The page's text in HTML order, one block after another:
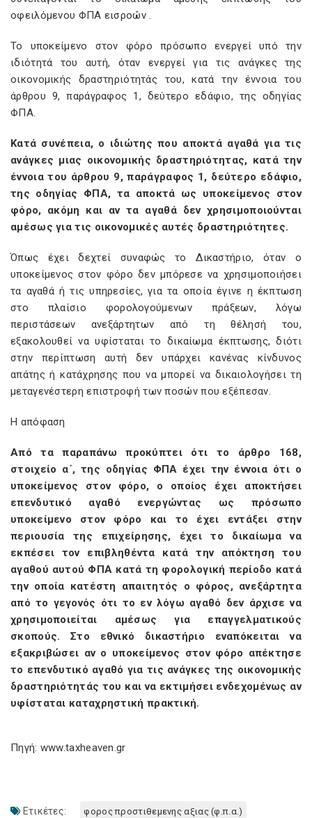
οφειλόμενου ΦΠΑ εισροών .
Το υποκείμενο στον φόρο πρόσωπο ενεργεί υπό την
ιδιότητά του αυτή, όταν ενεργεί για τις ανάγκες της
οικονομικής δραστηριότητάς του, κατά την έννοια του
άρθρου 9, παράγραφος 1, δεύτερο εδάφιο, της οδηγίας
ΦΠΑ.
Κατά συνέπεια, ο ιδιώτης που αποκτά αγαθά για τις
ανάγκες μιας οικονομικής δραστηριότητας, κατά την
έννοια του άρθρου 9, παράγραφος 1, δεύτερο εδάφιο,
της οδηγίας ΦΠΑ, τα αποκτά ως υποκείμενος στον
φόρο, ακόμη και αν τα αγαθά δεν χρησιμοποιούνται
αμέσως για τις οικονομικές αυτές δραστηριότητες.
Όπως έχει δεχτεί συναφώς το Δικαστήριο, όταν ο
υποκείμενος στον φόρο δεν μπόρεσε να χρησιμοποιήσει
τα αγαθά ή τις υπηρεσίες, για τα οποία έγινε η έκπτωση
στο πλαίσιο φορολογούμενων πράξεων, λόγω
περιστάσεων ανεξάρτητων από τη θέλησή του,
εξακολουθεί να υφίσταται το δικαίωμα έκπτωσης, διότι
στην περίπτωση αυτή δεν υπάρχει κανένας κίνδυνος
απάτης ή κατάχρησης που να μπορεί να δικαιολογήσει τη
μεταγενέστερη επιστροφή των ποσών που εξέπεσαν.
Η απόφαση
Από τα παραπάνω προκύπτει ότι το άρθρο 168,
στοιχείο α΄, της οδηγίας ΦΠΑ έχει την έννοια ότι ο
υποκείμενος στον φόρο, ο οποίος έχει αποκτήσει
επενδυτικό αγαθό ενεργώντας ως πρόσωπο
υποκείμενο στον φόρο και το έχει εντάξει στην
περιουσία της επιχείρησης, έχει το δικαίωμα να
εκπέσει τον επιβληθέντα κατά την απόκτηση του
αγαθού αυτού ΦΠΑ κατά τη φορολογική περίοδο κατά
την οποία κατέστη απαιτητός ο φόρος, ανεξάρτητα
από το γεγονός ότι το εν λόγω αγαθό δεν άρχισε να
χρησιμοποιείται αμέσως για επαγγελματικούς
σκοπούς. Στο εθνικό δικαστήριο εναπόκειται να
εξακριβώσει αν ο υποκείμενος στον φόρο απέκτησε
το επενδυτικό αγαθό για τις ανάγκες της οικονομικής
δραστηριότητάς του και να εκτιμήσει ενδεχομένως αν
υφίσταται καταχρηστική πρακτική.
Πηγή: www.taxheaven.gr
Ετικέτες: φορος προστιθεμενης αξιας (φ.π.α.)